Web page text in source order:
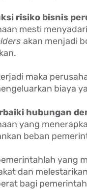
risiko bisnis
mesti
akan menjadi
maka
biaya
hubungan
yang
beban
yang
dan
bagi